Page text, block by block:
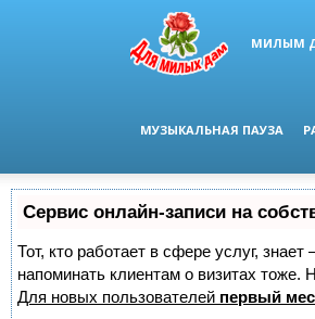
МИЛЫМ
МУЗЫКАЛЬНАЯ ПАУЗА
Сервис онлайн-записи на
Тот, кто работает в сфере услуг,
напоминать клиентам о визитах
Для новых пользователей первый